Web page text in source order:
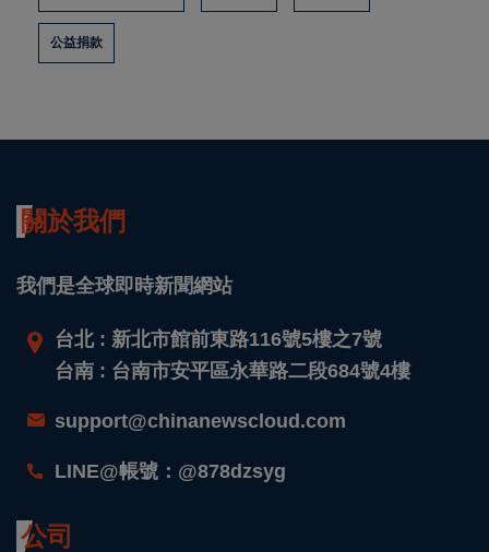
公益捐款
關於我們
我們是全球即時新聞網站
台北 : 新北市館前東路116號5樓之7號
台南 : 台南市安平區永華路二段684號4樓
support@chinanewscloud.com
LINE@帳號：@878dzsyg
公司